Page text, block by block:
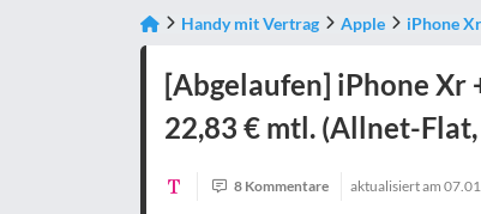
Handy mit Vertrag Apple iPhone Xr
[Abgelaufen] iPhone Xr
22,83 € mtl. (Allnet-Flat,
8 Kommentare aktualisiert am